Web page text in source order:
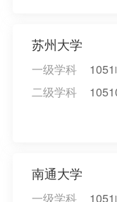
苏州大学
一级学科
二级学科
南通大学
一级学科